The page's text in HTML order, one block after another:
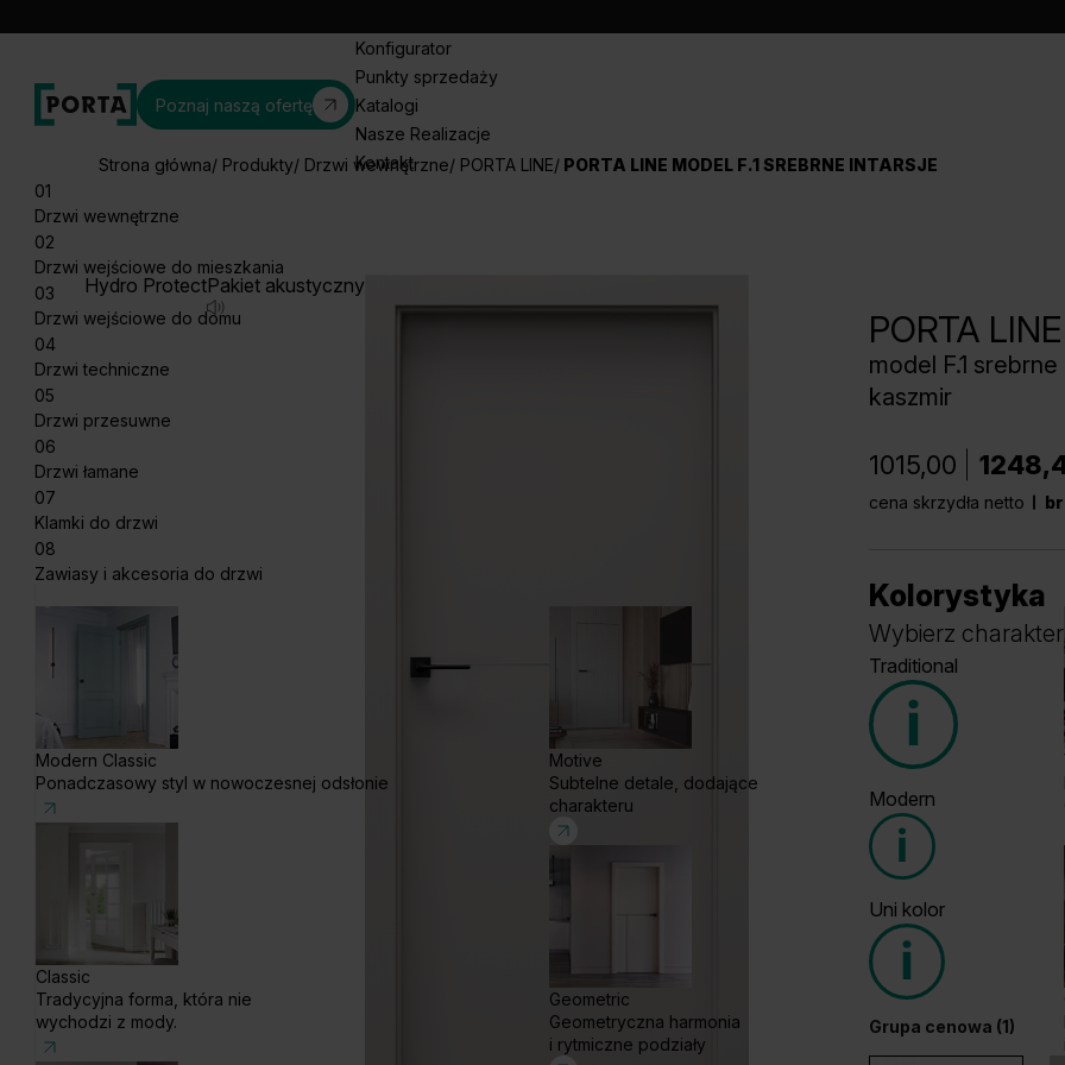
Poznaj naszą ofertę
Konfigurator
Punkty sprzedaży
Katalogi
Nasze Realizacje
Kontakt
01
Drzwi wewnętrzne
02
Drzwi wejściowe do mieszkania
03
Drzwi wejściowe do domu
04
Drzwi techniczne
05
Drzwi przesuwne
06
Drzwi łamane
07
Klamki do drzwi
08
Zawiasy i akcesoria do drzwi
Modern Classic
Ponadczasowy styl w nowoczesnej odsłonie
Classic
Tradycyjna forma, która nie
wychodzi z mody.
Motive
Subtelne detale, dodające
charakteru
Geometric
Geometryczna harmonia
i rytmiczne podziały
Strona główna Produkty Drzwi wewnętrzne PORTA LINE PORTA LINE MODEL F.1 SREBRNE INTARSJE
Hydro ProtectPakiet akustyczny
PORTA LINE
model F.1
kaszmir
1015,00
cena skrzydła netto
Kolorystyka
Wybierz
Traditional
Grupa cenowa (1)
Dąb Klasyczny
Modern
Grupa cenowa (2)
Uni kolor
Grupa cenowa (1)